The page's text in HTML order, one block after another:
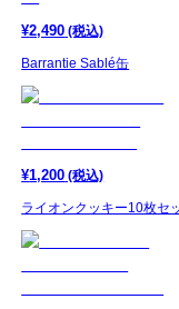
¥2,490 (税込)
Barrantie Sablé缶
¥1,200 (税込)
ライオンクッキー10枚セ